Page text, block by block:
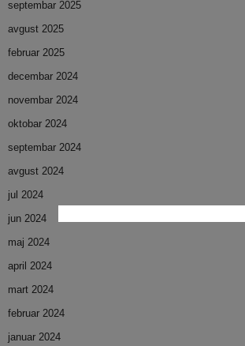
septembar 2025
avgust 2025
februar 2025
decembar 2024
novembar 2024
oktobar 2024
septembar 2024
avgust 2024
jul 2024
jun 2024
maj 2024
april 2024
mart 2024
februar 2024
januar 2024